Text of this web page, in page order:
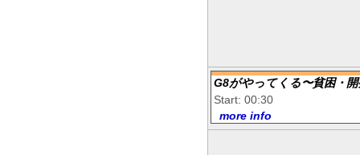
G8がやってくる〜貧困・
Start: 00:30
more info